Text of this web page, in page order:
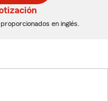
en inglés.